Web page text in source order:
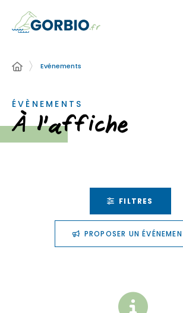
Evénements
ÉVÈNEMENTS
À l'affiche
FILTRES
PROPOSER UN